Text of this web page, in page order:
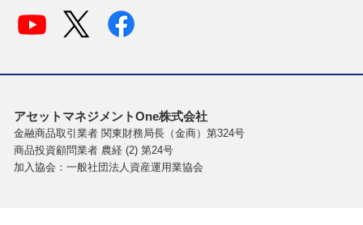
アセットマネジメントOne株式会社
金融商品取引業者 関東財務局長（金商）第324号
商品投資顧問業者 農経 (2) 第24号
加入協会：一般社団法人資産運用業協会